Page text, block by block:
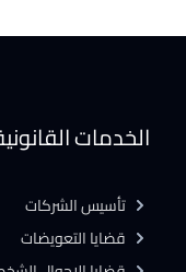
الخدمات
تأسيس الشركات
قضايا التعويضات